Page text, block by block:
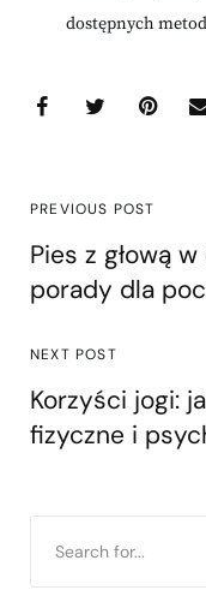
dostępnych
PREVIOUS POST
Pies z głową
porady dla
NEXT POST
Korzyści jogi:
fizyczne i